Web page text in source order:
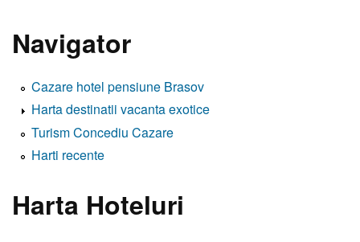
Navigator
Cazare hotel pensiune Brasov
Harta destinatii vacanta exotice
Turism Concediu Cazare
Harti recente
Harta Hoteluri